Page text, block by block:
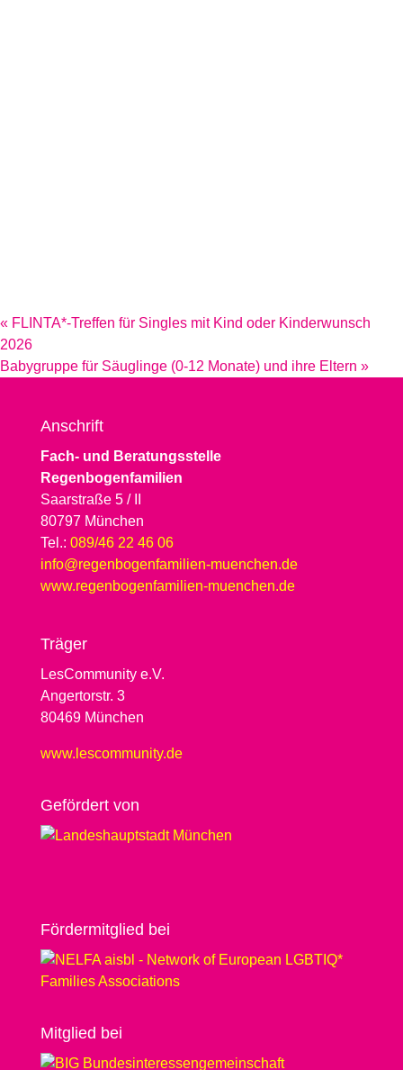
« FLINTA*-Treffen für Singles mit Kind oder Kinderwunsch
2026
Babygruppe für Säuglinge (0-12 Monate) und ihre Eltern »
Anschrift
Fach- und Beratungsstelle
Regenbogenfamilien
Saarstraße 5 / II
80797 München
Tel.: 089/46 22 46 06
info@regenbogenfamilien-muenchen.de
www.regenbogenfamilien-muenchen.de
Träger
LesCommunity e.V.
Angertorstr. 3
80469 München
www.lescommunity.de
Geför­dert von
Förder­­mit­glied bei
Mit­glied bei